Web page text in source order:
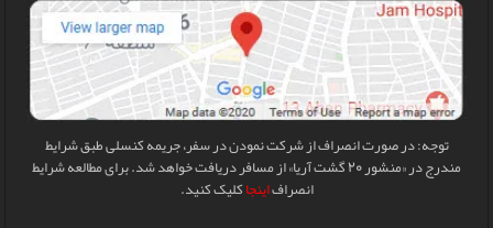
توجه: در صورت انصراف از شرکت نمودن در سفر، جریمه کنسلی طبق شرایط
مندرج در «منشور 20 گشت آریا» از مسافر دریافت خواهد شد. برای مطالعه شرایط
انصرافاینجاکلیک کنید.